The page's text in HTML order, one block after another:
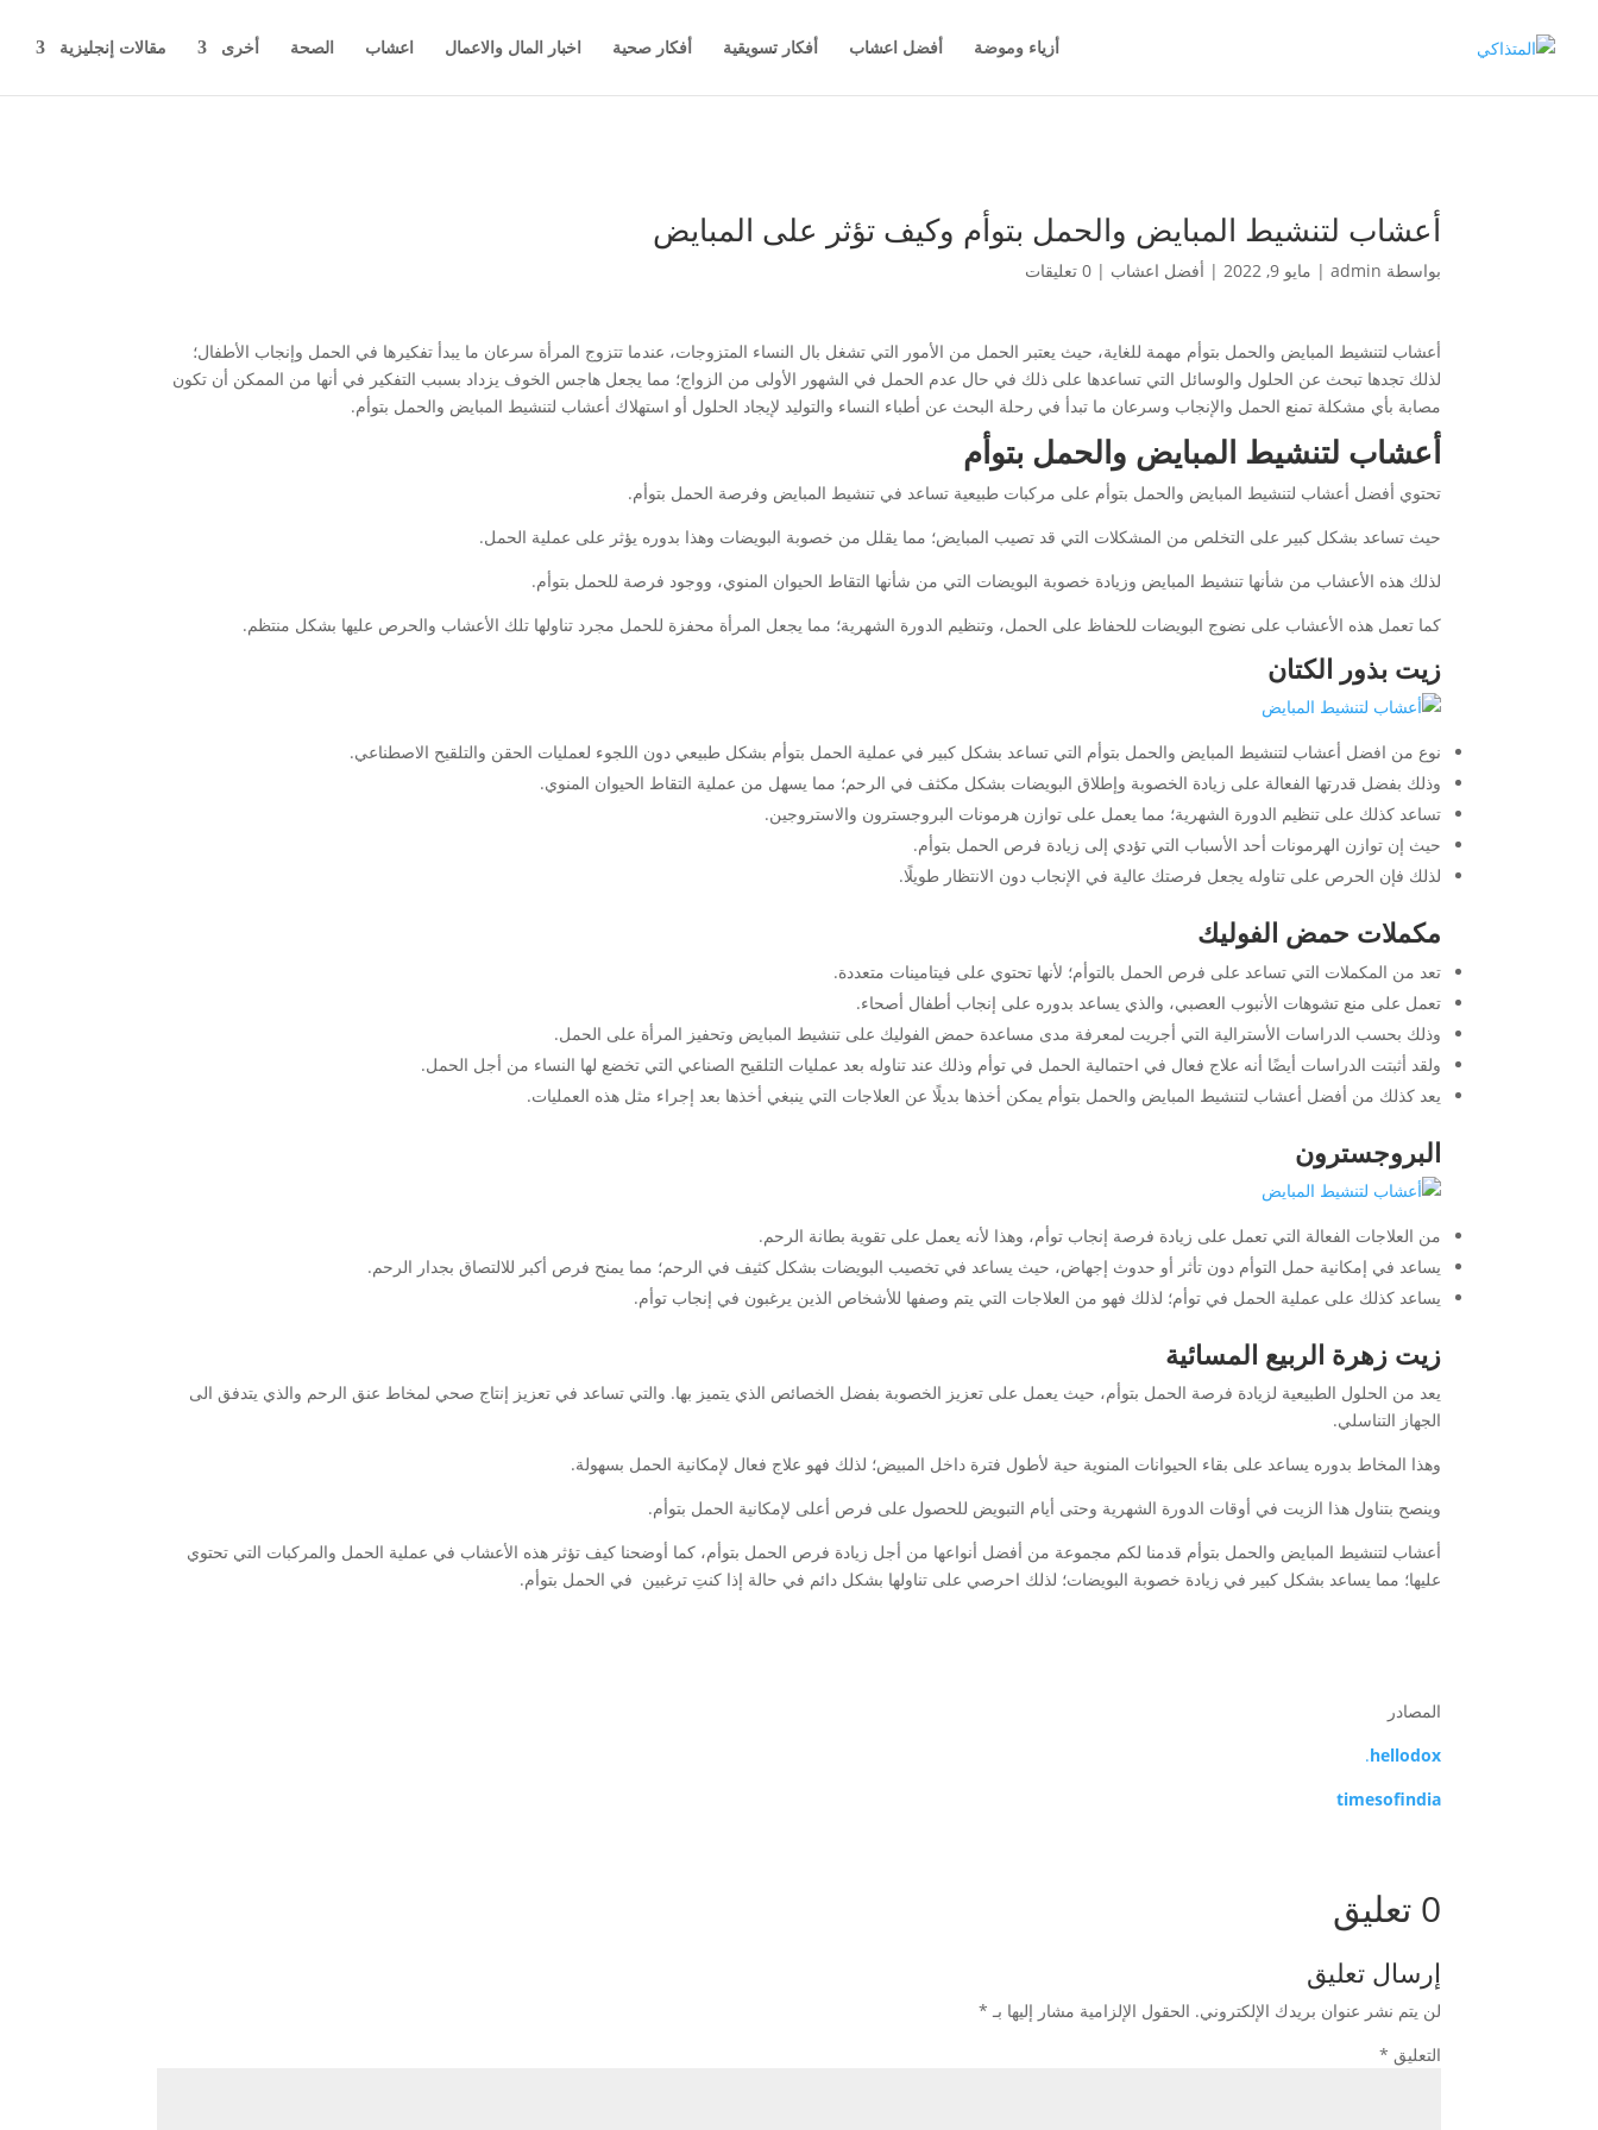
أزياء وموضة أفضل اعشاب أفكار تسويقية أفكار صحية اخبار المال والاعمال اعشاب الصحة أخرى مقالات إنجليزية
أعشاب لتنشيط المبايض والحمل بتوأم وكيف تؤثر على المبايض
بواسطة admin
| مايو 9, 2022 | أفضل اعشاب | 0 تعليقات
أعشاب لتنشيط المبايض والحمل بتوأم مهمة للغاية، حيث يعتبر الحمل من الأمور التي تشغل بال النساء المتزوجات، عندما تتزوج المرأة سرعان ما يبدأ تفكيرها في الحمل وإنجاب الأطفال؛
لذلك تجدها تبحث عن الحلول والوسائل التي تساعدها على ذلك في حال عدم الحمل في الشهور الأولى من الزواج؛ مما يجعل هاجس الخوف يزداد بسبب التفكير في أنها من الممكن أن تكون
مصابة بأي مشكلة تمنع الحمل والإنجاب وسرعان ما تبدأ في رحلة البحث عن أطباء النساء والتوليد لإيجاد الحلول أو استهلاك أعشاب لتنشيط المبايض والحمل بتوأم.
أعشاب لتنشيط المبايض والحمل بتوأم
تحتوي أفضل أعشاب لتنشيط المبايض والحمل بتوأم على مركبات طبيعية تساعد في تنشيط المبايض وفرصة الحمل بتوأم.
حيث تساعد بشكل كبير على التخلص من المشكلات التي قد تصيب المبايض؛ مما يقلل من خصوبة البويضات وهذا بدوره يؤثر على عملية الحمل.
لذلك هذه الأعشاب من شأنها تنشيط المبايض وزيادة خصوبة البويضات التي من شأنها التقاط الحيوان المنوي، ووجود فرصة للحمل بتوأم.
كما تعمل هذه الأعشاب على نضوج البويضات للحفاظ على الحمل، وتنظيم الدورة الشهرية؛ مما يجعل المرأة محفزة للحمل مجرد تناولها تلك الأعشاب والحرص عليها بشكل منتظم.
زيت بذور الكتان
نوع من افضل أعشاب لتنشيط المبايض والحمل بتوأم التي تساعد بشكل كبير في عملية الحمل بتوأم بشكل طبيعي دون اللجوء لعمليات الحقن والتلقيح الاصطناعي.
وذلك بفضل قدرتها الفعالة على زيادة الخصوبة وإطلاق البويضات بشكل مكثف في الرحم؛ مما يسهل من عملية التقاط الحيوان المنوي.
تساعد كذلك على تنظيم الدورة الشهرية؛ مما يعمل على توازن هرمونات البروجسترون والاستروجين.
حيث إن توازن الهرمونات أحد الأسباب التي تؤدي إلى زيادة فرص الحمل بتوأم.
لذلك فإن الحرص على تناوله يجعل فرصتك عالية في الإنجاب دون الانتظار طويلًا.
مكملات حمض الفوليك
تعد من المكملات التي تساعد على فرص الحمل بالتوأم؛ لأنها تحتوي على فيتامينات متعددة.
تعمل على منع تشوهات الأنبوب العصبي، والذي يساعد بدوره على إنجاب أطفال أصحاء.
وذلك بحسب الدراسات الأسترالية التي أجريت لمعرفة مدى مساعدة حمض الفوليك على تنشيط المبايض وتحفيز المرأة على الحمل.
ولقد أثبتت الدراسات أيضًا أنه علاج فعال في احتمالية الحمل في توأم وذلك عند تناوله بعد عمليات التلقيح الصناعي التي تخضع لها النساء من أجل الحمل.
يعد كذلك من أفضل أعشاب لتنشيط المبايض والحمل بتوأم يمكن أخذها بديلًا عن العلاجات التي ينبغي أخذها بعد إجراء مثل هذه العمليات.
البروجسترون
من العلاجات الفعالة التي تعمل على زيادة فرصة إنجاب توأم، وهذا لأنه يعمل على تقوية بطانة الرحم.
يساعد في إمكانية حمل التوأم دون تأثر أو حدوث إجهاض، حيث يساعد في تخصيب البويضات بشكل كثيف في الرحم؛ مما يمنح فرص أكبر للالتصاق بجدار الرحم.
يساعد كذلك على عملية الحمل في توأم؛ لذلك فهو من العلاجات التي يتم وصفها للأشخاص الذين يرغبون في إنجاب توأم.
زيت زهرة الربيع المسائية
يعد من الحلول الطبيعية لزيادة فرصة الحمل بتوأم، حيث يعمل على تعزيز الخصوبة بفضل الخصائص الذي يتميز بها. والتي تساعد في تعزيز إنتاج صحي لمخاط عنق الرحم والذي يتدفق الى
الجهاز التناسلي.
وهذا المخاط بدوره يساعد على بقاء الحيوانات المنوية حية لأطول فترة داخل المبيض؛ لذلك فهو علاج فعال لإمكانية الحمل بسهولة.
وينصح بتناول هذا الزيت في أوقات الدورة الشهرية وحتى أيام التبويض للحصول على فرص أعلى لإمكانية الحمل بتوأم.
أعشاب لتنشيط المبايض والحمل بتوأم قدمنا لكم مجموعة من أفضل أنواعها من أجل زيادة فرص الحمل بتوأم، كما أوضحنا كيف تؤثر هذه الأعشاب في عملية الحمل والمركبات التي تحتوي
عليها؛ مما يساعد بشكل كبير في زيادة خصوبة البويضات؛ لذلك احرصي على تناولها بشكل دائم في حالة إذا كنتِ ترغبين في الحمل بتوأم.
المصادر
hellodox
.
timesofindia
0 تعليق
إرسال تعليق
لن يتم نشر عنوان بريدك الإلكتروني. الحقول الإلزامية مشار إليها بـ *
التعليق *